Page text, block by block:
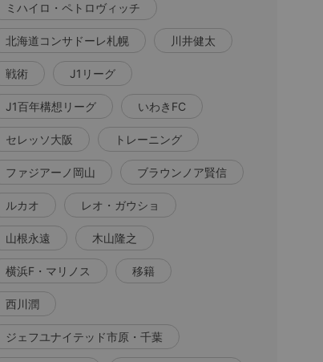
ミハイロ・ペトロヴィッチ
北海道コンサドーレ札幌 川井健太
戦術 J1リーグ
J1百年構想リーグ いわきFC
セレッソ大阪 トレーニング
ファジアーノ岡山 ブラウンノア賢信
ルカオ レオ・ガウショ
山根永遠 木山隆之
横浜F・マリノス 移籍
西川潤
ジェフユナイテッド市原・千葉